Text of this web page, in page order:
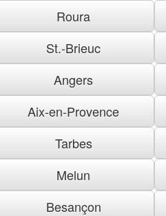
Roura
St.-Brieuc
Angers
Aix-en-Provence
Tarbes
Melun
Besançon